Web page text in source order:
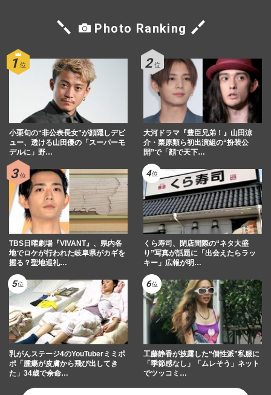
Photo Ranking
小栗旬の“非公表長女”が顔隠しデビ
ュー、透ける山田優の「スーパーモ
デルに」野…
大河ドラマ『豊臣兄弟！』山田涼
介・栗原類ら初出演組の“扮装公
開”で「顔で天下…
TBS日曜劇場『VIVANT』、県内各
地でロケが行われた岐阜県がカギを
握る？聖地巡礼…
くら寿司、閉店間際の“ネタ大盛
り”写真が話題に「出会えたらラッ
キー」広報が明…
乳がんステージ4のYouTuberミミポ
ポ「腫瘍が皮膚から飛び出してき
た」34歳で余命…
工藤静香が披露した“個性派”私服に
「季節感なし」「ムレそう」ネット
でツッコミ…